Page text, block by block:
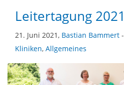
Leitertagung 2021
21. Juni 2021, Bastian Bammert -
Kliniken, Allgemeines